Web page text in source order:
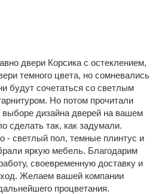
двери Корсика с остеклением,
темного цвета, но сомневались
будут сочетаться со светлым
Но потом прочитали
выборе дизайна дверей на вашем
сделать так, как задумали.
- светлый пол, темные плинтус и
яркую мебель. Благодарим
своевременную доставку и
Желаем вашей компании
процветания.